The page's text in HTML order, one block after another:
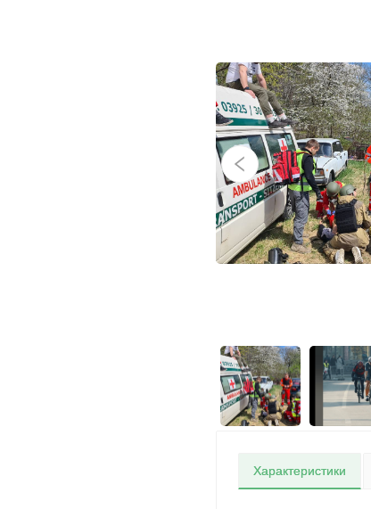
Характеристики